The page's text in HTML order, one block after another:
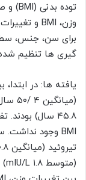
گیری ها تنظیم
یافته ها: در ابتدا،